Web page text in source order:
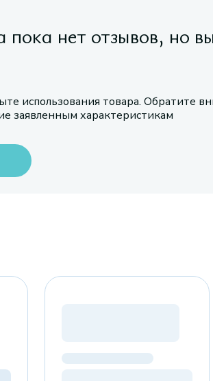
пока нет отзывов, но
использования товара. Обратите
заявленным характеристикам